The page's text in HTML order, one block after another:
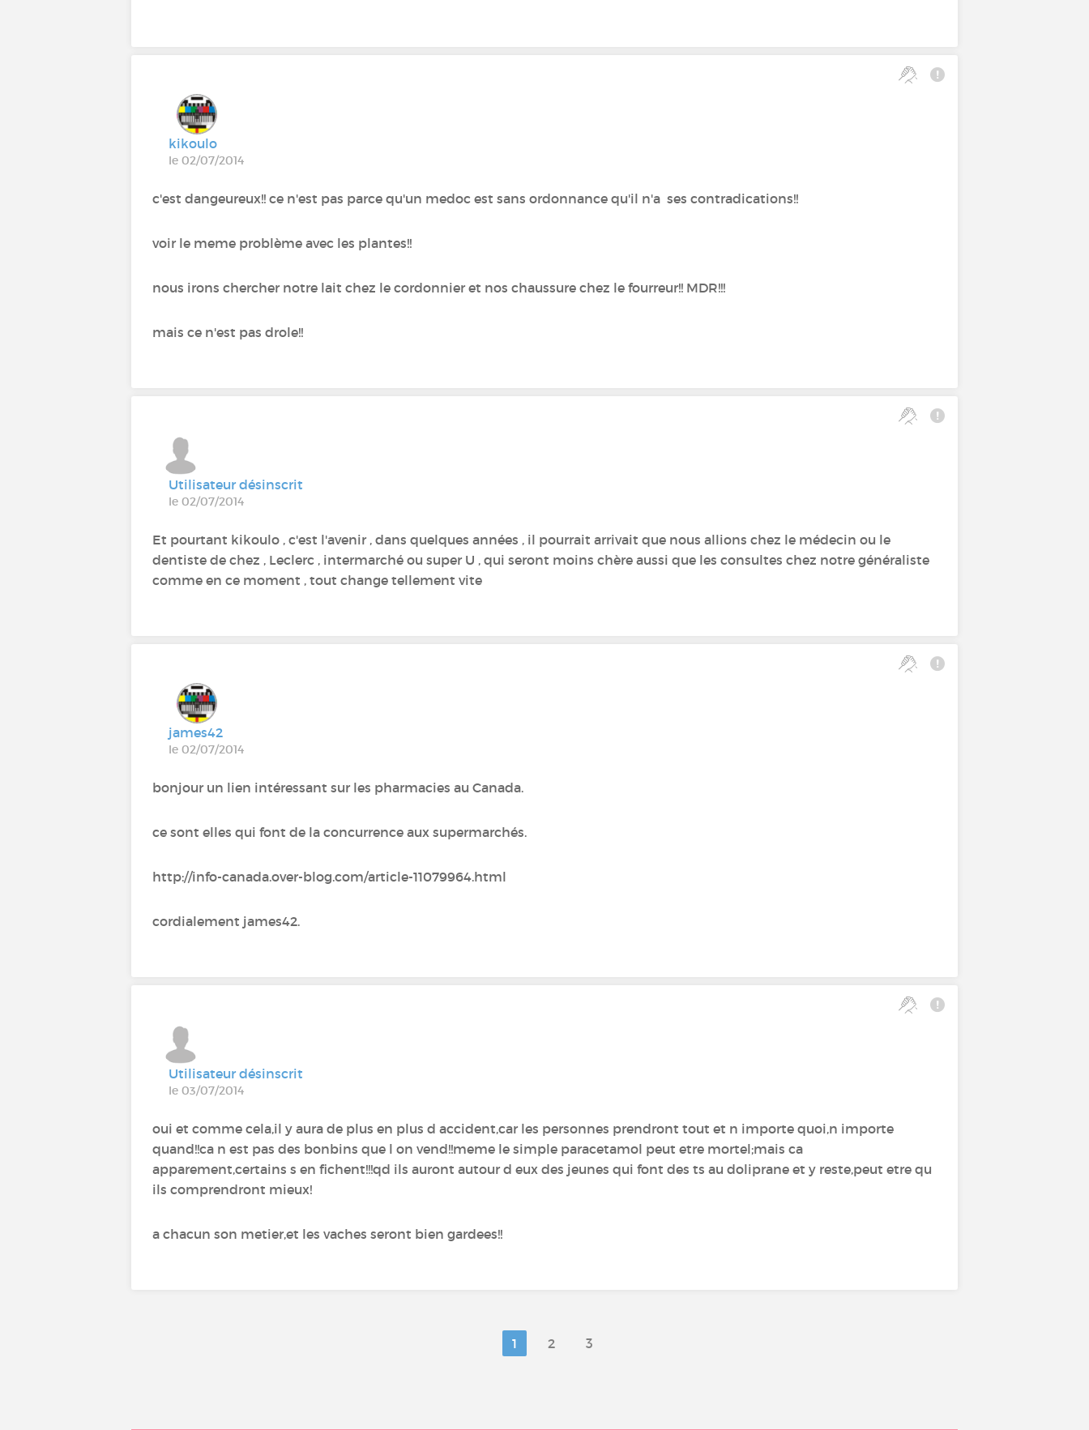
kikoulo
le 02/07/2014
c'est dangeureux!! ce n'est pas parce qu'un medoc est sans ordonnance qu'il n'a ses contradications!!
voir le meme problème avec les plantes!!
nous irons chercher notre lait chez le cordonnier et nos chaussure chez le fourreur!! MDR!!!
mais ce n'est pas drole!!
Utilisateur désinscrit
le 02/07/2014
Et pourtant kikoulo , c'est l'avenir , dans quelques années , il pourrait arrivait que nous allions chez le médecin ou le
dentiste de chez , Leclerc , intermarché ou super U , qui seront moins chère aussi que les consultes chez notre généraliste
comme en ce moment , tout change tellement vite
james42
le 02/07/2014
bonjour un lien intéressant sur les pharmacies au Canada.
ce sont elles qui font de la concurrence aux supermarchés.
http://info-canada.over-blog.com/article-11079964.html
cordialement james42.
Utilisateur désinscrit
le 03/07/2014
oui et comme cela,il y aura de plus en plus d accident,car les personnes prendront tout et n importe quoi,n importe
quand!!ca n est pas des bonbins que l on vend!!meme le simple paracetamol peut etre mortel;mais ca
apparement,certains s en fichent!!!qd ils auront autour d eux des jeunes qui font des ts au doliprane et y reste,peut etre qu
ils comprendront mieux!
a chacun son metier,et les vaches seront bien gardees!!
1 2 3